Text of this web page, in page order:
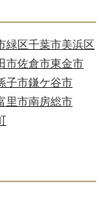
緑区千葉市美浜区
市佐倉市東金市
子市鎌ケ谷市
里市南房総市